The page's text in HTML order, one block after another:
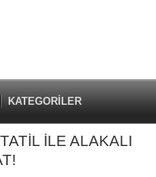
KATEGORİLER
İLE ALAKALI